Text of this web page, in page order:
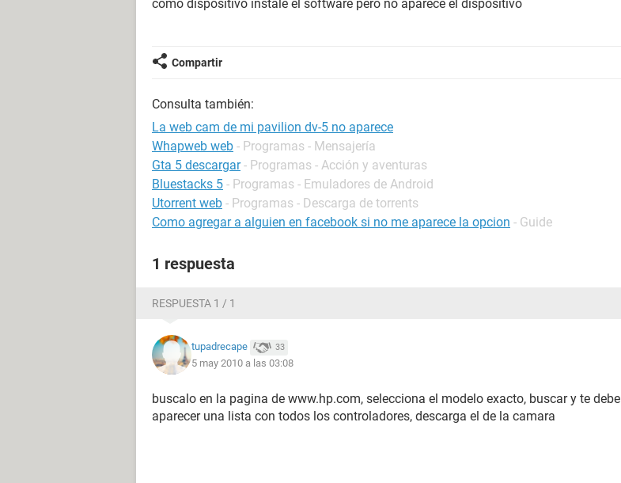
como dispositivo instale el software pero no aparece el dispositivo
Compartir
Consulta también:
La web cam de mi pavilion dv-5 no aparece
Whapweb web - Programas - Mensajería
Gta 5 descargar - Programas - Acción y aventuras
Bluestacks 5 - Programas - Emuladores de Android
Utorrent web - Programas - Descarga de torrents
Como agregar a alguien en facebook si no me aparece la opcion - Guide
1 respuesta
RESPUESTA 1 / 1
tupadrecape 33
5 may 2010 a las 03:08
buscalo en la pagina de www.hp.com, selecciona el modelo exacto, buscar y te debe
aparecer una lista con todos los controladores, descarga el de la camara